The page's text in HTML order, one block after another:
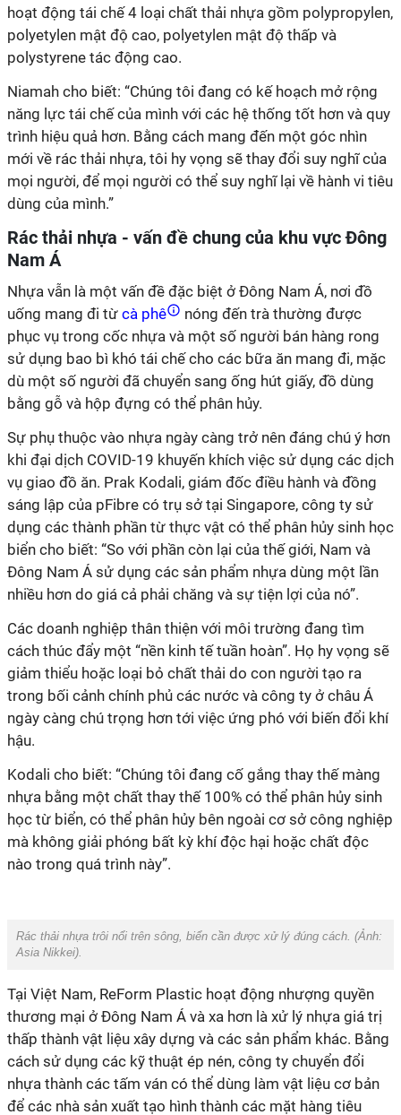
hoạt động tái chế 4 loại chất thải nhựa gồm polypropylen,
polyetylen mật độ cao, polyetylen mật độ thấp và
polystyrene tác động cao.
Niamah cho biết: “Chúng tôi đang có kế hoạch mở rộng
năng lực tái chế của mình với các hệ thống tốt hơn và quy
trình hiệu quả hơn. Bằng cách mang đến một góc nhìn
mới về rác thải nhựa, tôi hy vọng sẽ thay đổi suy nghĩ của
mọi người, để mọi người có thể suy nghĩ lại về hành vi tiêu
dùng của mình.”
Rác thải nhựa - vấn đề chung của khu vực Đông
Nam Á
Nhựa vẫn là một vấn đề đặc biệt ở Đông Nam Á, nơi đồ
uống mang đi từ cà phê
nóng đến trà thường được
phục vụ trong cốc nhựa và một số người bán hàng rong
sử dụng bao bì khó tái chế cho các bữa ăn mang đi, mặc
dù một số người đã chuyển sang ống hút giấy, đồ dùng
bằng gỗ và hộp đựng có thể phân hủy.
Sự phụ thuộc vào nhựa ngày càng trở nên đáng chú ý hơn
khi đại dịch COVID-19 khuyến khích việc sử dụng các dịch
vụ giao đồ ăn. Prak Kodali, giám đốc điều hành và đồng
sáng lập của pFibre có trụ sở tại Singapore, công ty sử
dụng các thành phần từ thực vật có thể phân hủy sinh học
biển cho biết: “So với phần còn lại của thế giới, Nam và
Đông Nam Á sử dụng các sản phẩm nhựa dùng một lần
nhiều hơn do giá cả phải chăng và sự tiện lợi của nó”.
Các doanh nghiệp thân thiện với môi trường đang tìm
cách thúc đẩy một “nền kinh tế tuần hoàn”. Họ hy vọng sẽ
giảm thiểu hoặc loại bỏ chất thải do con người tạo ra
trong bối cảnh chính phủ các nước và công ty ở châu Á
ngày càng chú trọng hơn tới việc ứng phó với biến đổi khí
hậu.
Kodali cho biết: “Chúng tôi đang cố gắng thay thế màng
nhựa bằng một chất thay thế 100% có thể phân hủy sinh
học từ biển, có thể phân hủy bên ngoài cơ sở công nghiệp
mà không giải phóng bất kỳ khí độc hại hoặc chất độc
nào trong quá trình này”.
Rác thải nhựa trôi nổi trên sông, biển cần được xử lý đúng cách. (Ảnh:
Asia Nikkei).
Tại Việt Nam, ReForm Plastic hoạt động nhượng quyền
thương mại ở Đông Nam Á và xa hơn là xử lý nhựa giá trị
thấp thành vật liệu xây dựng và các sản phẩm khác. Bằng
cách sử dụng các kỹ thuật ép nén, công ty chuyển đổi
nhựa thành các tấm ván có thể dùng làm vật liệu cơ bản
để các nhà sản xuất tạo hình thành các mặt hàng tiêu